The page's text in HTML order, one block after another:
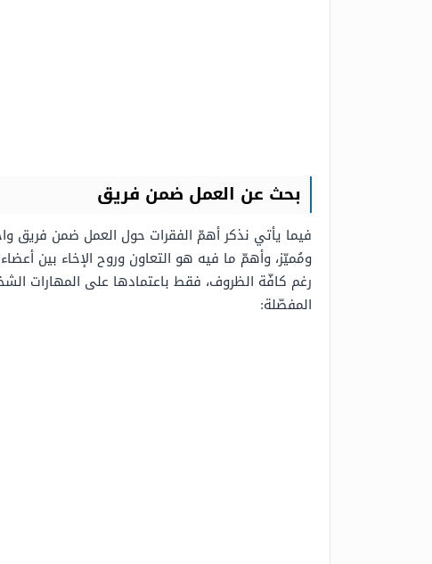
بحث عن العمل ضمن فريق
فيما يأتي نذكر أهمّ الفقرات حول العمل ضمن فريق
ومُميّز، وأهمّ ما فيه هو التعاون وروح الإخاء بين
رغم كافّة الظروف، فقط باعتمادها على المهارات
المفصّلة: